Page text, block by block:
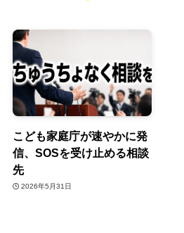
こども家庭庁が速やかに発
信、SOSを受け止める相談
先
2026年5月31日